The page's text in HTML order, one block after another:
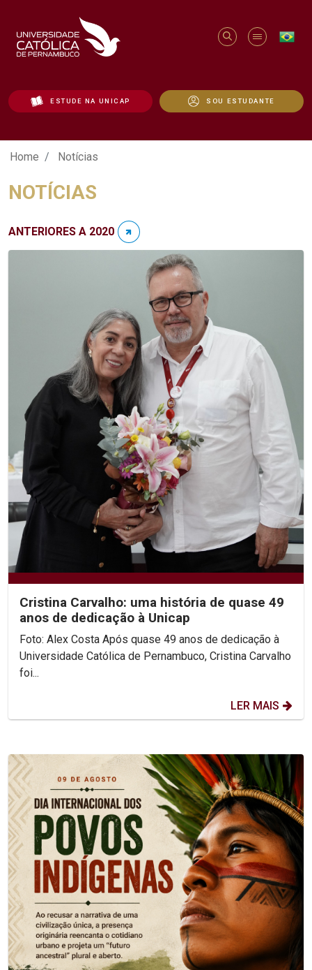
ESTUDE NA UNICAP SOU ESTUDANTE
Notícias - Unicap
Home Notícias
NOTÍCIAS
ANTERIORES A 2020
Cristina Carvalho: uma história de quase 49
anos de dedicação à Unicap
Foto: Alex Costa Após quase 49 anos de dedicação à
Universidade Católica de Pernambuco, Cristina Carvalho
foi...
LER MAIS